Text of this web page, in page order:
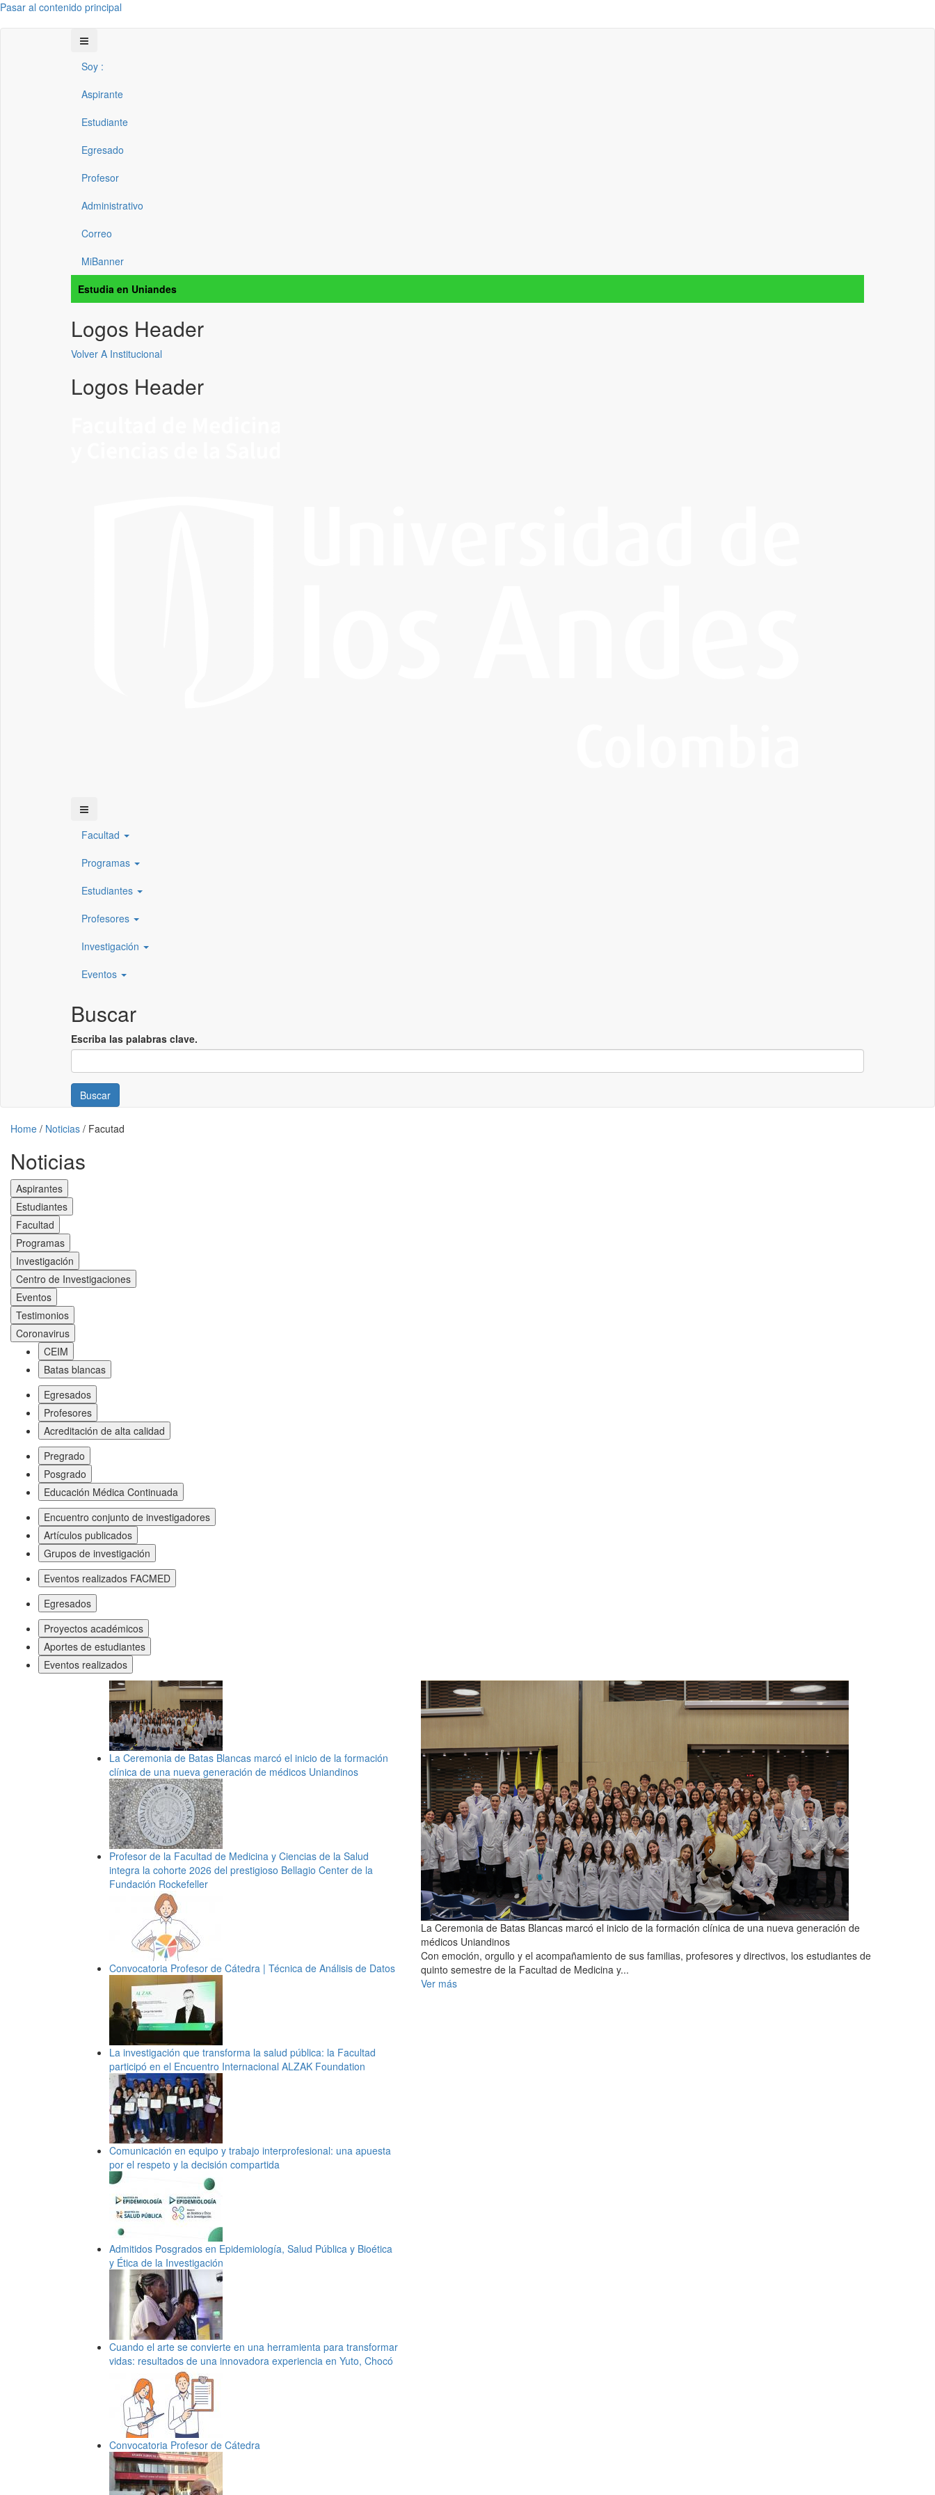
Pasar al contenido principal
Soy :
Aspirante
Estudiante
Egresado
Profesor
Administrativo
Correo
MiBanner
Estudia en Uniandes
Logos Header
Volver A Institucional
Logos Header
Facultad
Programas
Estudiantes
Profesores
Investigación
Eventos
Buscar
Escriba las palabras clave.
Buscar
Home / Noticias / Facutad
Noticias
Aspirantes
Estudiantes
Facultad
Programas
Investigación
Centro de Investigaciones
Eventos
Testimonios
Coronavirus
CEIM
Batas blancas
Egresados
Profesores
Acreditación de alta calidad
Pregrado
Posgrado
Educación Médica Continuada
Encuentro conjunto de investigadores
Artículos publicados
Grupos de investigación
Eventos realizados FACMED
Egresados
Proyectos académicos
Aportes de estudiantes
Eventos realizados
La Ceremonia de Batas Blancas marcó el inicio de la formación
clínica de una nueva generación de médicos Uniandinos
Profesor de la Facultad de Medicina y Ciencias de la Salud
integra la cohorte 2026 del prestigioso Bellagio Center de la
Fundación Rockefeller
Convocatoria Profesor de Cátedra | Técnica de Análisis de Datos
La investigación que transforma la salud pública: la Facultad
participó en el Encuentro Internacional ALZAK Foundation
Comunicación en equipo y trabajo interprofesional: una apuesta
por el respeto y la decisión compartida
Admitidos Posgrados en Epidemiología, Salud Pública y Bioética
y Ética de la Investigación
Cuando el arte se convierte en una herramienta para transformar
vidas: resultados de una innovadora experiencia en Yuto, Chocó
Convocatoria Profesor de Cátedra
La Ceremonia de Batas Blancas marcó el inicio de la formación clínica de una nueva generación de
médicos Uniandinos
Con emoción, orgullo y el acompañamiento de sus familias, profesores y directivos, los estudiantes de
quinto semestre de la Facultad de Medicina y...
Ver más